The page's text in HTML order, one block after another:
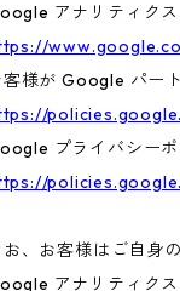
アナリティクス
様が Google パー
プライバシーポ
、お客様はご自身
アナリティクス